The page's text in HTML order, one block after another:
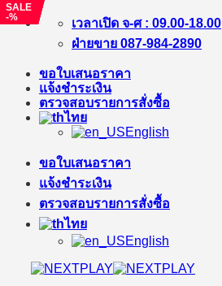
ข้าม
เนื้อหา
เวลาเปิด จ-ศ : 09.00-18.00
ฝ่ายขาย 087-984-2890
ขอใบเสนอราคา
แจ้งชำระเงิน
ตรวจสอบรายการสั่งซื้อ
ไทย
English
ขอใบเสนอราคา
แจ้งชำระเงิน
ตรวจสอบรายการสั่งซื้อ
ไทย
English
SALE
-%
SALE
-%
SALE
-%
SALE
-%